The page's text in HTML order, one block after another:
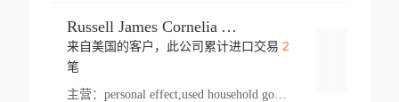
Russell James Cornelia Arlington Va
来自美国的客户，此公司累计进口交易 2
笔
主营： personal effect,used household goods